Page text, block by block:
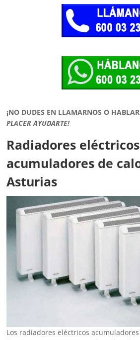
¡NO DUDES EN LLAMARNOS O
PLACER AYUDARTE!
Radiadores eléctricos
acumuladores de
Asturias
Los radiadores eléctricos